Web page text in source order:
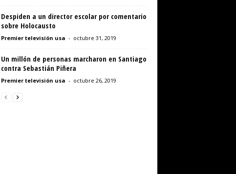
Despiden a un director escolar por comentario
sobre Holocausto
Premier televisión usa - octubre 31, 2019
Un millón de personas marcharon en Santiago
contra Sebastián Piñera
Premier televisión usa - octubre 26, 2019